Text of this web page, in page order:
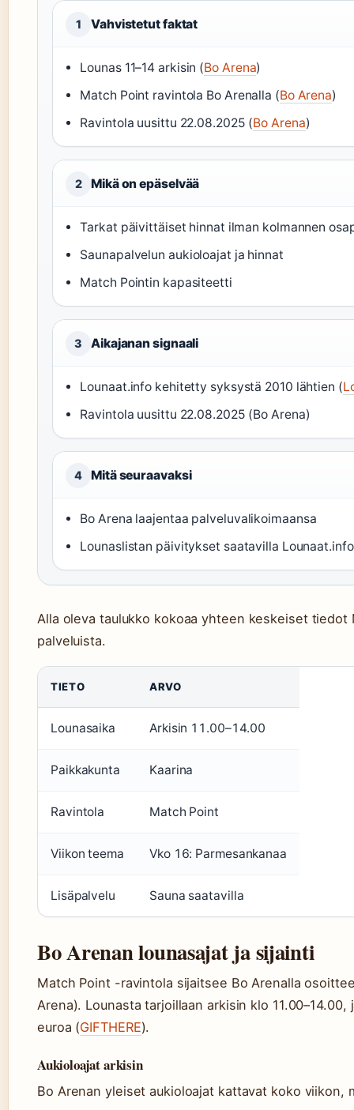
1 Vahvistetut faktat
Lounas 11–14 arkisin (Bo Arena)
Match Point ravintola Bo Arenalla (Bo Arena)
Ravintola uusittu 22.08.2025 (Bo Arena)
2 Mikä on epäselvää
Tarkat päivittäiset hinnat ilman kolmannen
Saunapalvelun aukioloajat ja hinnat
Match Pointin kapasiteetti
3 Aikajanan signaali
Lounaat.info kehitetty syksystä 2010 lähtien (
Ravintola uusittu 22.08.2025 (Bo Arena)
4 Mitä seuraavaksi
Bo Arena laajentaa palveluvalikoimaansa
Lounaslistan päivitykset saatavilla
Alla oleva taulukko kokoaa yhteen keskeiset
palveluista.
TIETO ARVO
Lounasaika Arkisin 11.00–14.00
Paikkakunta Kaarina
Ravintola Match Point
Viikon teema Vko 16: Parmesankanaa
Lisäpalvelu Sauna saatavilla
Bo Arenan lounasajat ja sijainti
Match Point -ravintola sijaitsee Bo Arenalla
Arena). Lounasta tarjoillaan arkisin klo
euroa (GIFTHERE).
Aukioloajat arkisin
Bo Arenan yleiset aukioloajat kattavat koko viikon,